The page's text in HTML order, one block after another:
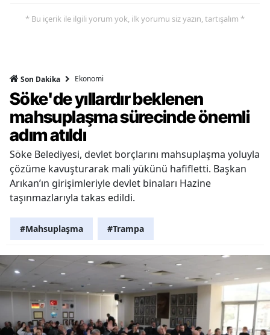
* Bu içerik ile ilgili yorum yok, ilk yorumu siz yazın, tartışalım *
Son Dakika Ekonomi
Söke'de yıllardır beklenen
mahsuplaşma sürecinde önemli
adım atıldı
Söke Belediyesi, devlet borçlarını mahsuplaşma yoluyla
çözüme kavuşturarak mali yükünü hafifletti. Başkan
Arıkan’ın girişimleriyle devlet binaları Hazine
taşınmazlarıyla takas edildi.
#Mahsuplaşma #Trampa